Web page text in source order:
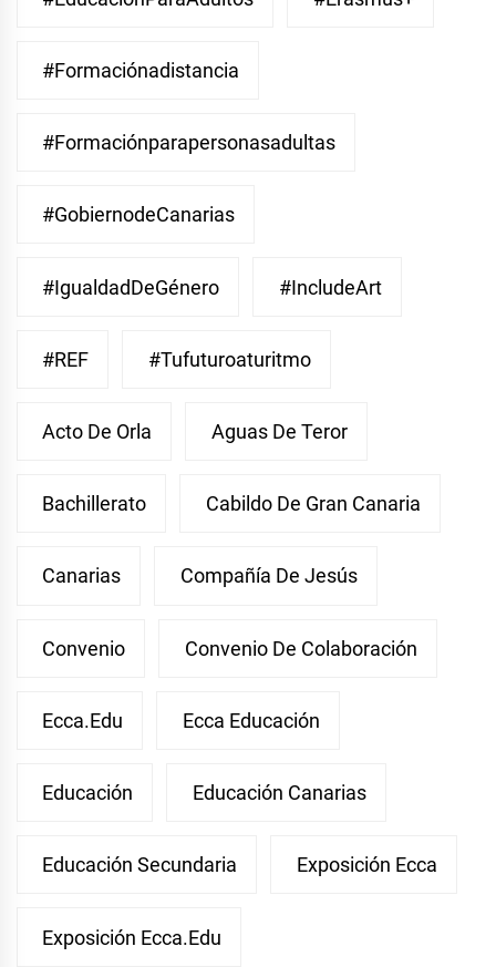
#Formaciónadistancia
#Formaciónparapersonasadultas
#GobiernodeCanarias
#IgualdadDeGénero #IncludeArt
#REF #Tufuturoaturitmo
Acto De Orla Aguas De Teror
Bachillerato Cabildo De Gran Canaria
Canarias Compañía De Jesús
Convenio Convenio De Colaboración
Ecca.edu Ecca Educación
Educación Educación Canarias
Educación Secundaria Exposición Ecca
Exposición Ecca.edu